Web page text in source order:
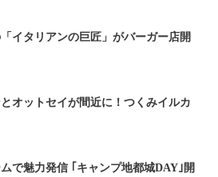
「イタリアンの巨匠」がバーガー店開
とオットセイが間近に！つくみイルカ
ムで魅力発信 ｢キャンプ地都城DAY｣開